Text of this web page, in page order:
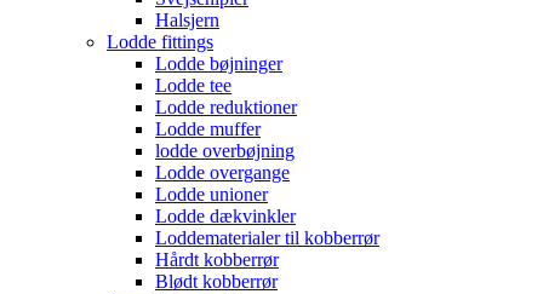
Halsjern
Lodde fittings
Lodde bøjninger
Lodde tee
Lodde reduktioner
Lodde muffer
lodde overbøjning
Lodde overgange
Lodde unioner
Lodde dækvinkler
Loddematerialer til kobberrør
Hårdt kobberrør
Blødt kobberrør